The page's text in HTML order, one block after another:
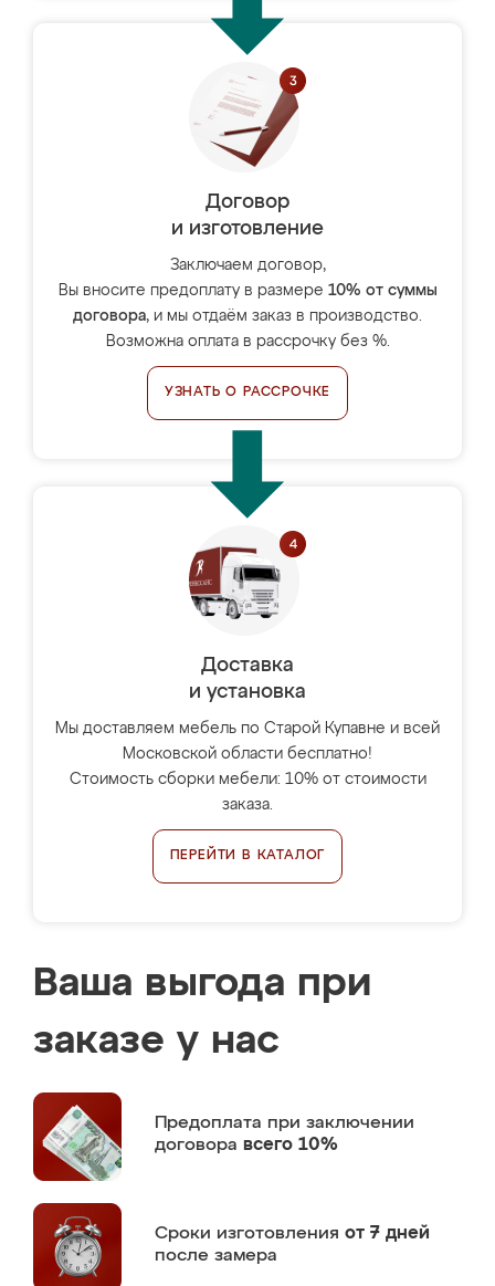
Договор
и изготовление
Заключаем договор,
Вы вносите предоплату в размере 10% от суммы
договора, и мы отдаём заказ в производство.
Возможна оплата в рассрочку без %.
УЗНАТЬ О РАССРОЧКЕ
Доставка
и установка
Мы доставляем мебель по Старой Купавне и всей
Московской области бесплатно!
Стоимость сборки мебели: 10% от стоимости
заказа.
ПЕРЕЙТИ В КАТАЛОГ
Ваша выгода при
заказе у нас
Предоплата при заключении
договора всего 10%
Сроки изготовления от 7 дней
после замера